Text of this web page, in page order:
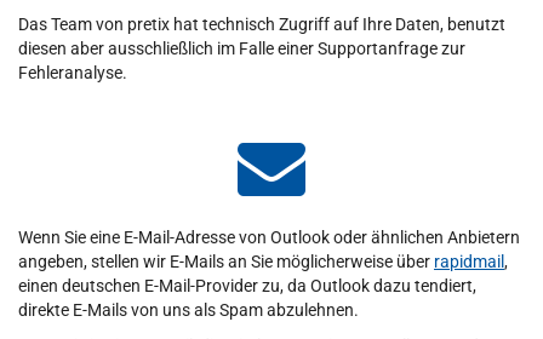
Das Team von pretix hat technisch Zugriff auf Ihre Daten, benutzt
diesen aber ausschließlich im Falle einer Supportanfrage zur
Fehleranalyse.
Wenn Sie eine E-Mail-Adresse von Outlook oder ähnlichen Anbietern
angeben, stellen wir E-Mails an Sie möglicherweise über rapidmail,
einen deutschen E-Mail-Provider zu, da Outlook dazu tendiert,
direkte E-Mails von uns als Spam abzulehnen.